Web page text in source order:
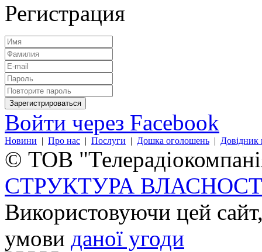
Регистрация
Войти через Facebook
Новини | Про нас | Послуги | Дошка оголошень | Довідник
© ТОВ
СТРУКТУРА
Використовуючи цей
умови даної угоди